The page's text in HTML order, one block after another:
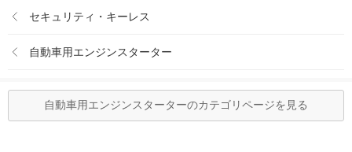
セキュリティ・キーレス
自動車用エンジンスターター
自動車用エンジンスターターのカテゴリページを見る